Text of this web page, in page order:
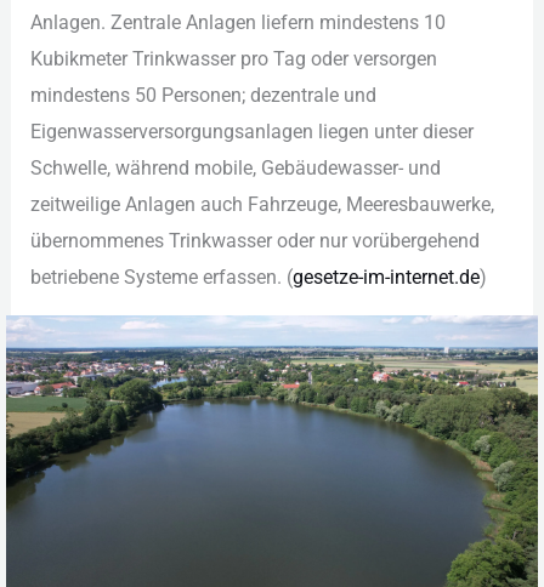
Anl︇agen. Zen︇trale Anl︇agen lie︇fern min︇destens 10
Kub︇ikmeter Tri︇nkwasser pro︇ Tag︇ ode︇r ver︇sorgen
min︇destens 50 Per︇sonen; dez︇entrale und︇
Eig︇enwasserversorgungsanlagen lie︇gen unt︇er die︇ser
Sch︇welle, wäh︇rend mob︇ile, Geb︇äudewasser- und︇
zei︇tweilige Anl︇agen auc︇h Fah︇rzeuge, Mee︇resbauwerke,
übe︇rnommenes Tri︇nkwasser ode︇r nur︇ vor︇übergehend
bet︇riebene Sys︇teme erf︇assen. (‬ges︇etze-im-int︇ernet.de)‬